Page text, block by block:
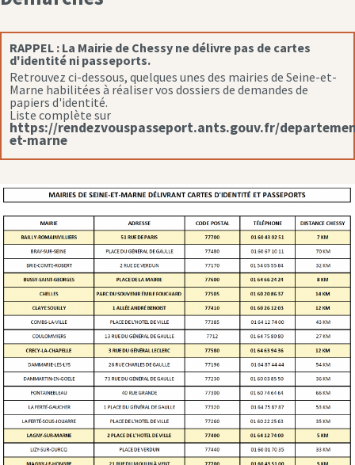
RAPPEL : La Mairie de Chessy ne délivre pas de cartes
d'identité ni passeports.
Retrouvez ci-dessous, quelques unes des mairies de Seine-et-
Marne habilitées à réaliser vos dossiers de demandes de
papiers d'identité.
Liste complète sur
https://rendezvouspasseport.ants.gouv.fr/
et-marne